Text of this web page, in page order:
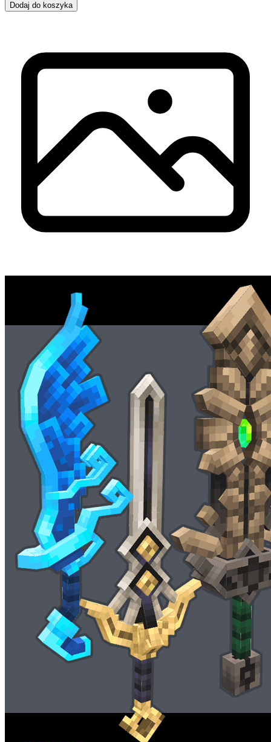
Dodaj do koszyka